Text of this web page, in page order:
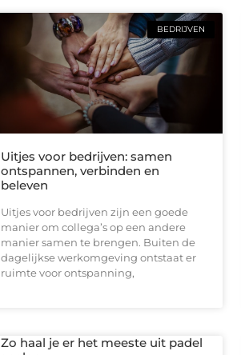
BEDRIJVEN
Uitjes voor bedrijven: samen
ontspannen, verbinden en
beleven
Uitjes voor bedrijven zijn een goede
manier om collega’s op een andere
manier samen te brengen. Buiten de
dagelijkse werkomgeving ontstaat er
ruimte voor ontspanning,
Zo haal je er het meeste uit padel